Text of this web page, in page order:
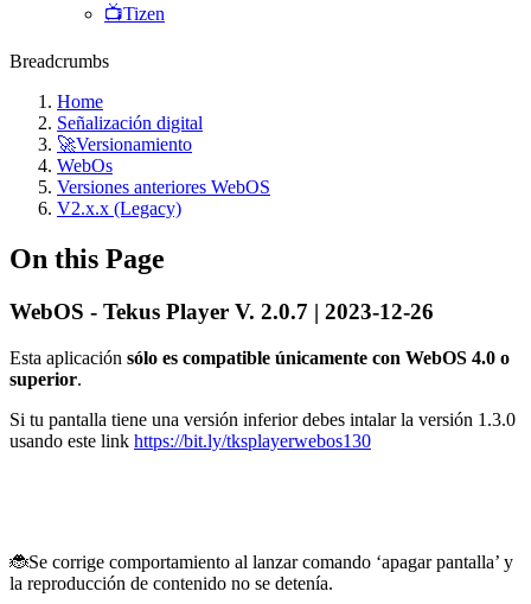
📺Tizen
Breadcrumbs
Home
Señalización digital
🚀Versionamiento
WebOs
Versiones anteriores WebOS
V2.x.x (Legacy)
On this Page
WebOS - Tekus Player V. 2.0.7 | 2023-12-26
Esta aplicación sólo es compatible únicamente con WebOS 4.0 o
superior.
Si tu pantalla tiene una versión inferior debes intalar la versión 1.3.0
usando este link https://bit.ly/tksplayerwebos130
🐞Se corrige comportamiento al lanzar comando ‘apagar pantalla’ y
la reproducción de contenido no se detenía.